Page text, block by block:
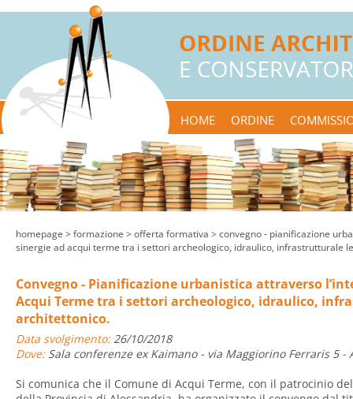
HOME ORDINE
homepage > formazione > offerta formativa > convegno - pianificazione
sinergie ad acqui terme tra i settori archeologico, idraulico, infrastrutturale
Convegno - Pianificazione urbanistica attraverso
Acqui Terme tra i settori archeologico, idraulico,
architettonico.
Data svolgimento:26/10/2018
Dove:Sala conferenze ex Kaimano - via Maggiorino Ferraris 5 -
Si comunica che il Comune di Acqui Terme, con il patrocinio